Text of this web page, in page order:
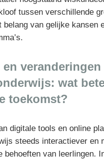
tussen verschillende
belang van gelijke kansen
wat
toekomst?
digitale tools en online
steeds interactiever en
behoeften van leerlingen.